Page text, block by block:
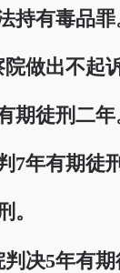
持有毒品罪
做出不起
期徒刑二年
7年有期徒
。
决5年有